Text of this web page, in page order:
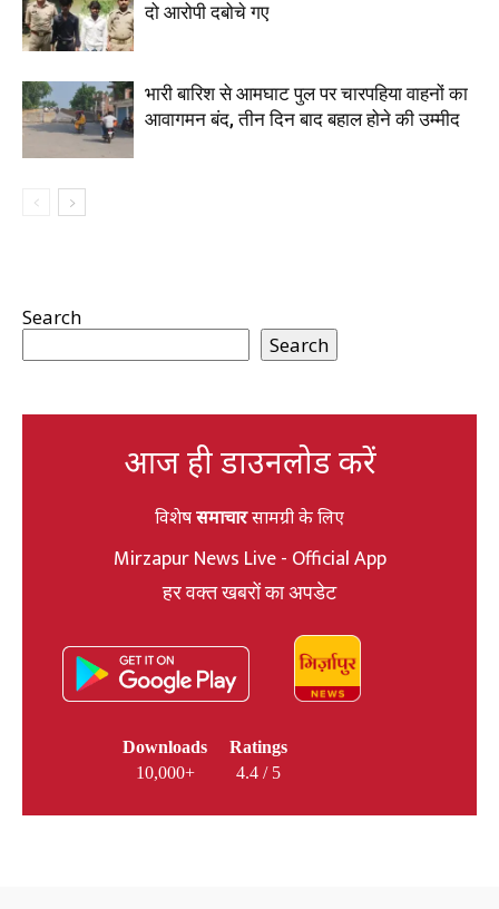
दो आरोपी दबोचे गए
भारी बारिश से आमघाट पुल पर चारपहिया वाहनों का
आवागमन बंद, तीन दिन बाद बहाल होने की उम्मीद
Search
Search
आज ही डाउनलोड करें
विशेषसमाचारसामग्री के लिए
Mirzapur News Live - Official App
हर वक्त खबरों का अपडेट
Downloads
10,000+
Ratings
4.4 / 5